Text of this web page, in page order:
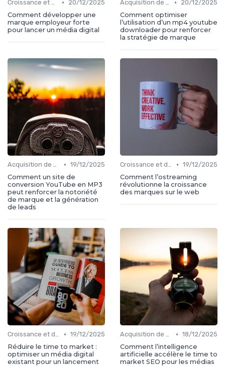
Croissance et développement •
20/12/2025
Comment développer une
marque employeur forte
pour lancer un média digital
Acquisition de médias •
20/12/2025
Comment optimiser
l’utilisation d’un mp4 youtube
downloader pour renforcer
la stratégie de marque
Acquisition de médias • 19/12/2025
Comment un site de
conversion YouTube en MP3
peut renforcer la notoriété
de marque et la génération
de leads
Croissance et développement • 19/12/2025
Comment l’ostreaming
révolutionne la croissance
des marques sur le web
Croissance et développement • 19/12/2025
Réduire le time to market :
optimiser un média digital
existant pour un lancement
Acquisition de médias • 18/12/2025
Comment l’intelligence
artificielle accélère le time to
market SEO pour les médias